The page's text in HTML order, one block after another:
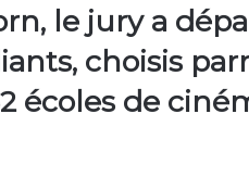
, le jury a
, choisis
écoles de